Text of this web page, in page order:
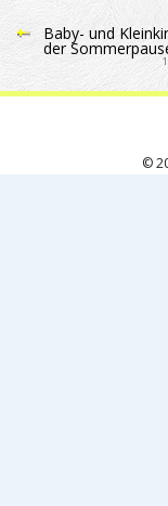
Baby- und
der
©